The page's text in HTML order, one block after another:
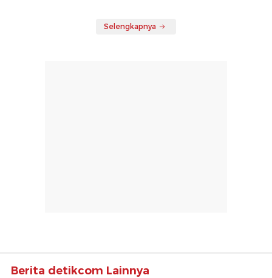
Selengkapnya
Berita detikcom Lainnya